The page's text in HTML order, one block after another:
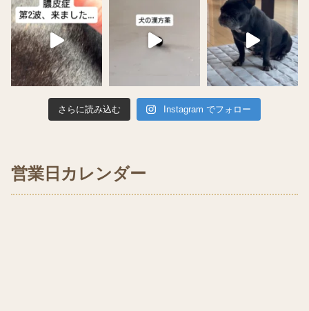
さらに読み込む Instagram でフォロー
営業日カレンダー